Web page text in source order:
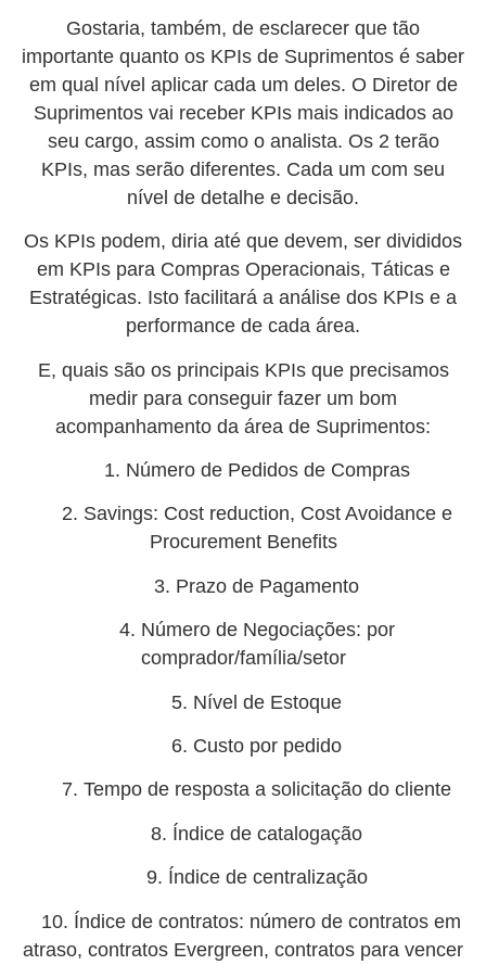
Gostaria, também, de esclarecer que tão
importante quanto os KPIs de Suprimentos é saber
em qual nível aplicar cada um deles. O Diretor de
Suprimentos vai receber KPIs mais indicados ao
seu cargo, assim como o analista. Os 2 terão
KPIs, mas serão diferentes. Cada um com seu
nível de detalhe e decisão.
Os KPIs podem, diria até que devem, ser divididos
em KPIs para Compras Operacionais, Táticas e
Estratégicas. Isto facilitará a análise dos KPIs e a
performance de cada área.
E, quais são os principais KPIs que precisamos
medir para conseguir fazer um bom
acompanhamento da área de Suprimentos:
1. Número de Pedidos de Compras
2. Savings: Cost reduction, Cost Avoidance e
Procurement Benefits
3. Prazo de Pagamento
4. Número de Negociações: por
comprador/família/setor
5. Nível de Estoque
6. Custo por pedido
7. Tempo de resposta a solicitação do cliente
8. Índice de catalogação
9. Índice de centralização
10. Índice de contratos: número de contratos em
atraso, contratos Evergreen, contratos para vencer